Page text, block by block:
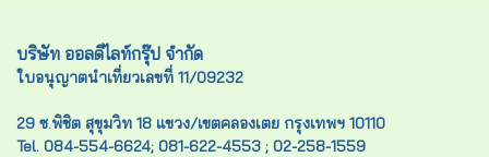
บริษัท ออลดีไลท์กรุ๊ป จำกัด
ใบอนุญาตนำเที่ยวเลขที่ 11/09232
29 ซ.พิชิต สุขุมวิท 18 แขวง/เขตคลองเตย กรุงเทพฯ 10110
Tel. 084-554-6624; 081-622-4553 ; 02-258-1559